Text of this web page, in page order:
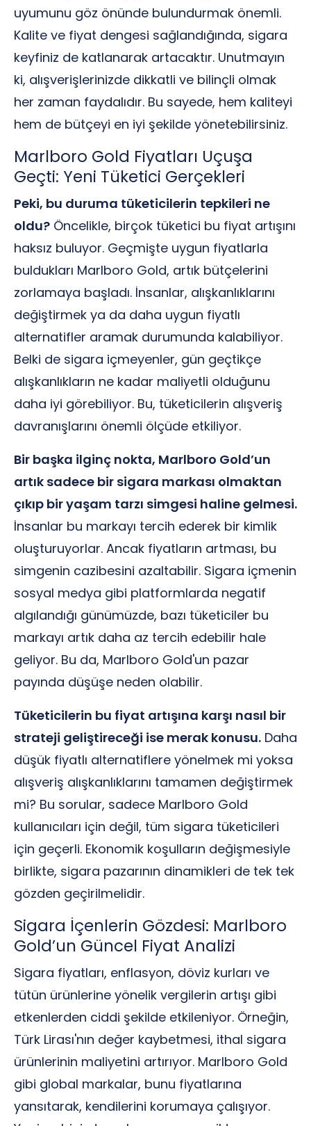
uyumunu göz önünde bulundurmak önemli.
Kalite ve fiyat dengesi sağlandığında, sigara
keyfiniz de katlanarak artacaktır. Unutmayın
ki, alışverişlerinizde dikkatli ve bilinçli olmak
her zaman faydalıdır. Bu sayede, hem kaliteyi
hem de bütçeyi en iyi şekilde yönetebilirsiniz.
Marlboro Gold Fiyatları Uçuşa
Geçti: Yeni Tüketici Gerçekleri
Peki, bu duruma tüketicilerin tepkileri ne
oldu? Öncelikle, birçok tüketici bu fiyat artışını
haksız buluyor. Geçmişte uygun fiyatlarla
buldukları Marlboro Gold, artık bütçelerini
zorlamaya başladı. İnsanlar, alışkanlıklarını
değiştirmek ya da daha uygun fiyatlı
alternatifler aramak durumunda kalabiliyor.
Belki de sigara içmeyenler, gün geçtikçe
alışkanlıkların ne kadar maliyetli olduğunu
daha iyi görebiliyor. Bu, tüketicilerin alışveriş
davranışlarını önemli ölçüde etkiliyor.
Bir başka ilginç nokta, Marlboro Gold’un
artık sadece bir sigara markası olmaktan
çıkıp bir yaşam tarzı simgesi haline gelmesi.
İnsanlar bu markayı tercih ederek bir kimlik
oluşturuyorlar. Ancak fiyatların artması, bu
simgenin cazibesini azaltabilir. Sigara içmenin
sosyal medya gibi platformlarda negatif
algılandığı günümüzde, bazı tüketiciler bu
markayı artık daha az tercih edebilir hale
geliyor. Bu da, Marlboro Gold'un pazar
payında düşüşe neden olabilir.
Tüketicilerin bu fiyat artışına karşı nasıl bir
strateji geliştireceği ise merak konusu. Daha
düşük fiyatlı alternatiflere yönelmek mi yoksa
alışveriş alışkanlıklarını tamamen değiştirmek
mi? Bu sorular, sadece Marlboro Gold
kullanıcıları için değil, tüm sigara tüketicileri
için geçerli. Ekonomik koşulların değişmesiyle
birlikte, sigara pazarının dinamikleri de tek tek
gözden geçirilmelidir.
Sigara İçenlerin Gözdesi: Marlboro
Gold’un Güncel Fiyat Analizi
Sigara fiyatları, enflasyon, döviz kurları ve
tütün ürünlerine yönelik vergilerin artışı gibi
etkenlerden ciddi şekilde etkileniyor. Örneğin,
Türk Lirası'nın değer kaybetmesi, ithal sigara
ürünlerinin maliyetini artırıyor. Marlboro Gold
gibi global markalar, bunu fiyatlarına
yansıtarak, kendilerini korumaya çalışıyor.